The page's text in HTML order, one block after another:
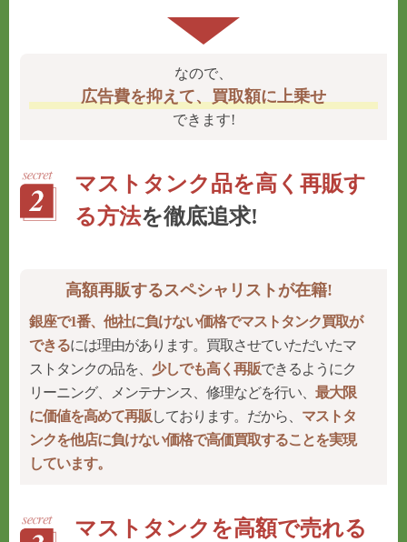
なので、
広告費を抑えて、買取額に上乗せ
できます!
マストタンク品を高く再販す
る方法を徹底追求!
高額再販するスペシャリストが在籍!
銀座で1番、他社に負けない価格でマストタンク買取が
できるには理由があります。買取させていただいたマ
ストタンクの品を、 少しでも高く再販できるようにク
リーニング、メンテナンス、修理などを行い、最大限
に価値を高めて再販しております。だから、 マストタ
ンクを他店に負けない価格で高価買取することを実現
しています。
マストタンクを高額で売れる